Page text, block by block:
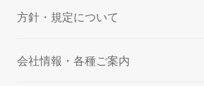
方針・規定について
会社情報・各種ご案内